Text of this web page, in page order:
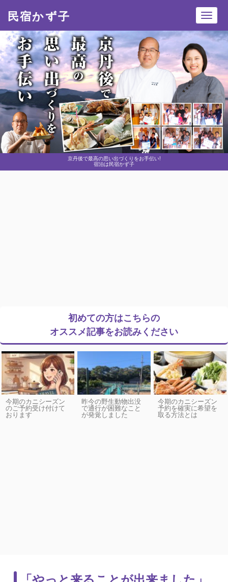
京丹後で最高の思い出づくりをお手伝い!
宿泊は民宿かず子
民宿かず子
初めての方はこちらの
オススメ記事をお読みください
今期のカニシーズン
のご予約受け付けて
おります
昨今の野生動物出没
で通行が困難なこと
が発覚しました
今期のカニシーズン
予約を確実に希望を
取る方法とは